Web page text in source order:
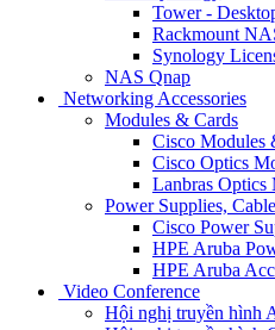
Tower -
Rackmount
Synology
NAS Qnap
Networking Accessories
Modules & Cards
Cisco Modules
Cisco Optics
Lanbras Optics
Power Supplies,
Cisco Power
HPE Aruba
HPE Aruba
Video Conference
Hội nghị truyền hình